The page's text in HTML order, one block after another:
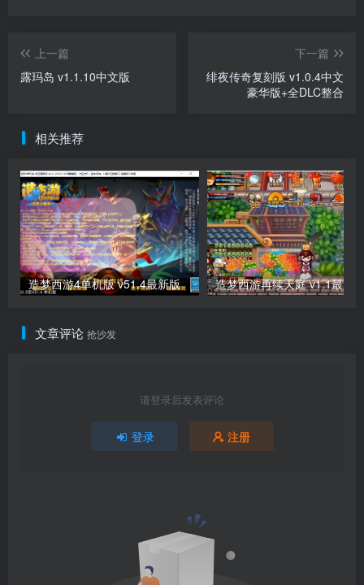
上一篇
露玛岛 v1.1.10中文版
下一篇
绯夜传奇复刻版 v1.0.4中文
豪华版+全DLC整合
相关推荐
造梦西游4单机版 v51.4最新版 造梦西游再续天庭 v1.1最新
文章评论 抢沙发
请登录后发表评论
登录 注册